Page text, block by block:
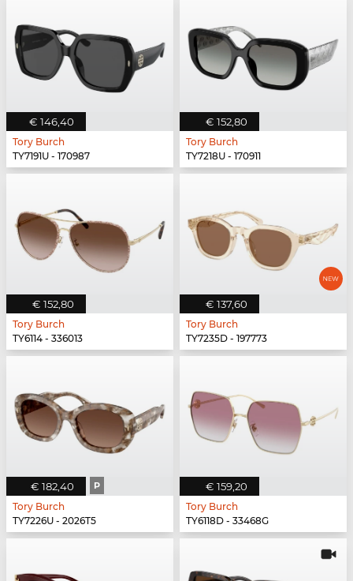
€ 146,40
Tory Burch
TY7191U - 170987
€ 152,80
Tory Burch
TY7218U - 170911
€ 152,80
Tory Burch
TY6114 - 336013
€ 137,60
Tory Burch
TY7235D - 197773
€ 182,40 P
Tory Burch
TY7226U - 2026T5
€ 159,20
Tory Burch
TY6118D - 33468G